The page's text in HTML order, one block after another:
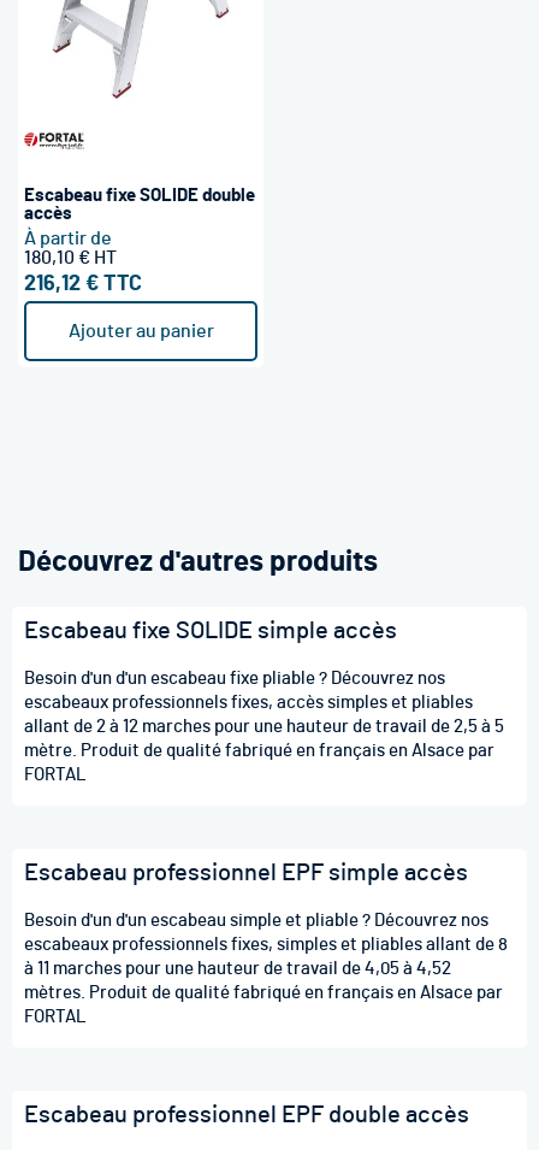
Découvrez d'autres produits
Escabeau fixe SOLIDE simple accès
Besoin d'un d'un escabeau fixe pliable ? Découvrez nos
escabeaux professionnels fixes, accès simples et pliables
allant de 2 à 12 marches pour une hauteur de travail de 2,5 à 5
mètre. Produit de qualité fabriqué en français en Alsace par
FORTAL
Escabeau professionnel EPF simple accès
Besoin d'un d'un escabeau simple et pliable ? Découvrez nos
escabeaux professionnels fixes, simples et pliables allant de 8
à 11 marches pour une hauteur de travail de 4,05 à 4,52
mètres. Produit de qualité fabriqué en français en Alsace par
FORTAL
Escabeau professionnel EPF double accès
Escabeau fixe SOLIDE double
accès
À partir de
216,12 €
180,10 €
Ajouter au panier